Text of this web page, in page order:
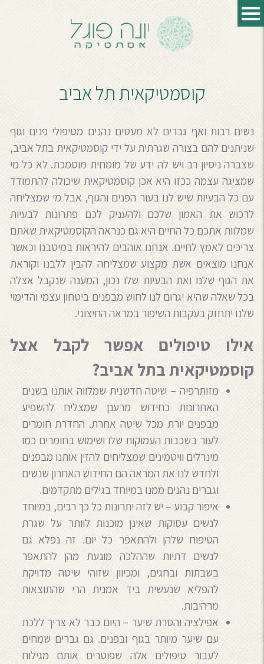
קוסמטיקאית תל אביב
נשים רבות ואף גברים לא מעטים נהנים מטיפולי פנים וגוף
שניתנים להם בצורה שגרתית על ידי קוסמטיקאית בתל אביב,
שצברה ניסיון רב ויש לה ידע של מומחית מוסמכת. לא כל מי
שמציגה עצמה ככזו היא אכן קוסמטיקאית שיכולה להתמודד
עם כל הבעיות שיש לנו בעור הפנים והגוף, אבל מי שמצליחה
לרכוש את האמון שלכם ולהעניק לכם פתרונות לבעיות
שמלוות אתכם כל החיים היא גם כנראה הקוסמטיקאית שאתם
צריכים לאמץ לחיים. אנחנו אוהבים להיראות במיטבנו וכאשר
אנחנו מוצאים אשת מקצוע שמצליחה להבין ללבנו וקוראת
את הגוף שלנו ואת הבעיות שלו נכון, המענה שנקבל אצלה
בכל שאלה שהיא יגרום לנו לחוש מבפנים ביטחון עצמי והדימוי
שלנו יתחזק בעקבות השיפור במראה החיצוני.
אילו טיפולים אפשר לקבל אצל
קוסמטיקאית בתל אביב?
מזותרפיה – שיטה חדשנית שמלווה אותנו בשנים
האחרונות כחידוש מרענן שמצליח להשפיע
מבפנים יורת מכל שיטה אחרת. החדרת חומרים
לעור בשכבות העמוקות שלו ושימוש בחומרים כמו
מינרלים וויטמינים שמצליחים להזין אותנו מבפנים
ולחדש לנו את המראה הם החידוש האחרון שנשים
וגברים נהנים ממנו במיוחד בגילים מתקדמים.
איפור קבוע – יש לזה יתרונות כל כך רבים, במיוחד
לנשים עסוקות שאינן מוכנות לוותר על שגרת
הטיפוח שלהן ולהתאפר כל יום. זה נפלא גם
לנשים דתיות שההלכה מונעת מהן להתאפר
בשבתות ובחגים, ומכיוון שזוהי שיטה מדויקת
להפליא שנעשית ביד אמנית הרי שהתוצאות
מרהיבות.
אפילציה והסרת שיער – היום כבר לא צריך ללכת
עם שיער מיותר בגוף ובפנים. גם גברים שמחים
לעבור טיפולים אלה שפוטרים אותם מגילוח